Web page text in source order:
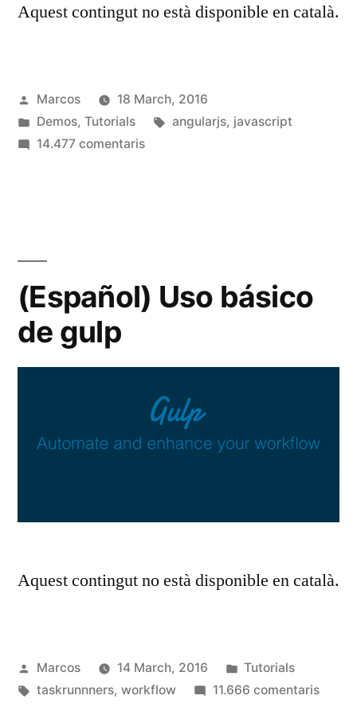
Aquest contingut no està disponible en català.
Publicat
per
Marcos
18 March, 2016
Publicat
en
Demos, Tutorials Etiquetes:
angularjs, javascript
14.477 comentarisa
(Español) Uso básico
de gulp
Aquest contingut no està disponible en català.
Publicat
per
Marcos 14 March, 2016
Publicat
en
Tutorials
Etiquetes:
taskrunnners, workflow 11.666 comentarisa